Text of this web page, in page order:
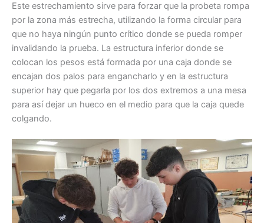
Este estrechamiento sirve para forzar que la probeta rompa
por la zona más estrecha, utilizando la forma circular para
que no haya ningún punto crítico donde se pueda romper
invalidando la prueba. La estructura inferior donde se
colocan los pesos está formada por una caja donde se
encajan dos palos para engancharlo y en la estructura
superior hay que pegarla por los dos extremos a una mesa
para así dejar un hueco en el medio para que la caja quede
colgando.